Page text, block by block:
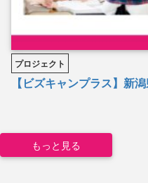
プロジェクト
【ビズキャンプラス】新
もっと見る